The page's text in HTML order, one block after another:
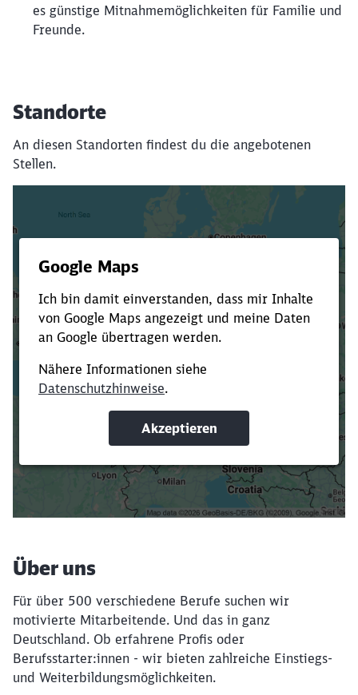
es günstige Mitnahmemöglichkeiten für Familie und
Freunde.
Standorte
An diesen Standorten findest du die angebotenen
Stellen.
Verkürze die Ladezeit, indem du Suchbegriffe
oder Filter hinzufügst.
Suchbegriffe eingeben
Filter setzen
Über uns
Für über 500 verschiedene Berufe suchen wir
motivierte Mitarbeitende. Und das in ganz
Deutschland. Ob erfahrene Profis oder
Berufsstarter:innen - wir bieten zahlreiche Einstiegs-
und Weiterbildungsmöglichkeiten.